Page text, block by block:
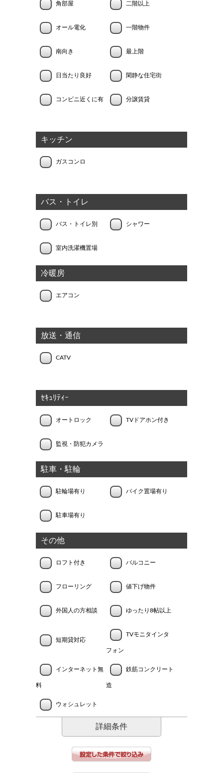
角部屋 二階以上
オール電化 一階物件
南向き 最上階
日当たり良好 閑静な住宅街
コンビニ近くに有 分譲賃貸
キッチン
ガスコンロ
バス・トイレ
バス・トイレ別 シャワー
室内洗濯機置場
冷暖房
エアコン
放送・通信
CATV
ｾｷｭﾘﾃｨｰ
オートロック TVドアホン付き
監視・防犯カメラ
駐車・駐輪
駐輪場有り バイク置場有り
駐車場有り
その他
ロフト付き バルコニー
フローリング 値下げ物件
外国人の方相談 ゆったり8帖以上
短期貸対応
TVモニタインタ
フォン
インターネット無
料
鉄筋コンクリート
造
ウォシュレット